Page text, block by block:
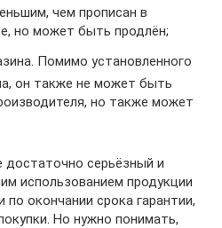
чем прописан в
но может быть продлён;
Помимо установленного
он также не может быть
но также может
достаточно серьёзный и
использованием продукции
окончании срока гарантии,
Но нужно понимать,